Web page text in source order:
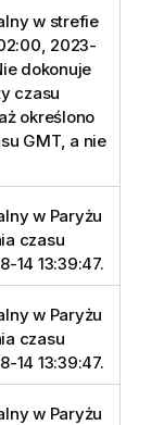
w strefie
2023-
dokonuje
czasu
określono
GMT, a nie
w Paryżu
czasu
14 13:39:47.
w Paryżu
czasu
14 13:39:47.
w Paryżu